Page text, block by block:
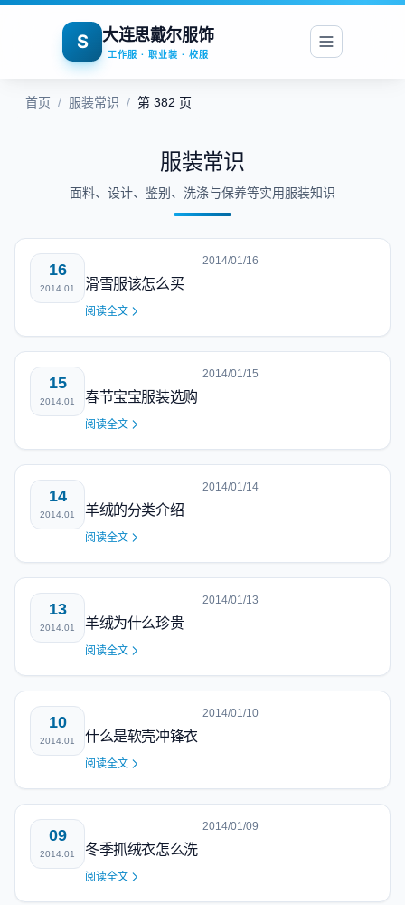
S 大连思戴尔服饰
工作服 · 职业装 · 校服
首页 / 服装常识 / 第 382 页
服装常识
面料、设计、鉴别、洗涤与保养等实用服装知识
16
2014.01
2014/01/16
滑雪服该怎么买
阅读全文
15
2014.01
2014/01/15
春节宝宝服装选购
阅读全文
14
2014.01
2014/01/14
羊绒的分类介绍
阅读全文
13
2014.01
2014/01/13
羊绒为什么珍贵
阅读全文
10
2014.01
2014/01/10
什么是软壳冲锋衣
阅读全文
09
2014.01
2014/01/09
冬季抓绒衣怎么洗
阅读全文